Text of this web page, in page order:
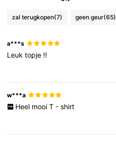
zal terugkopen(7) geen geur(65)
a***s
Leuktopje !!
w***a
Heel mooi T - shirt